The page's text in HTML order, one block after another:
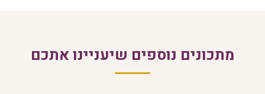
מתכונים נוספים שיעניינו אתכם